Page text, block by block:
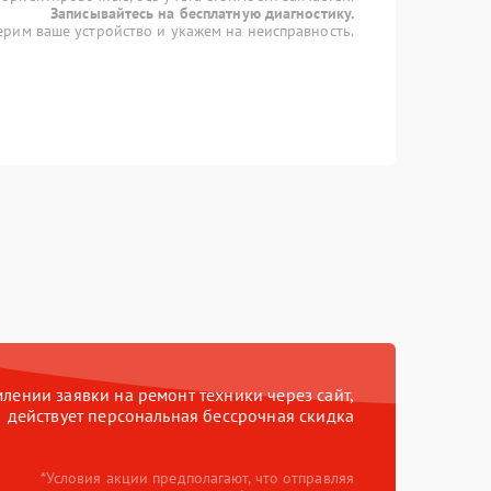
Записывайтесь на бесплатную диагностику.
ваше устройство и укажем на неисправность.
заявки на ремонт техники через сайт,
действует персональная бессрочная скидка
*Условия акции предполагают, что отправляя